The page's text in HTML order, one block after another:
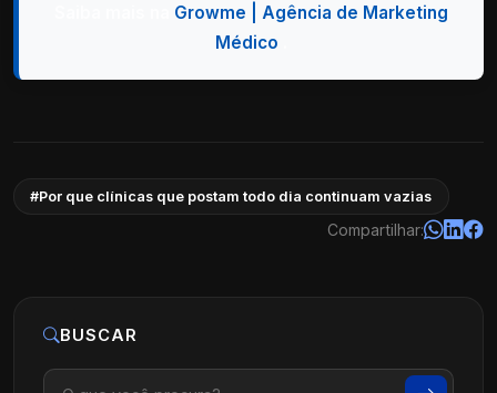
Growme | Agência de Marketing
Médico
#Por que clínicas que postam todo dia continuam vazias
Compartilhar:
BUSCAR